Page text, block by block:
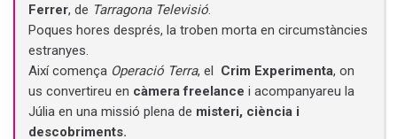
Ferrer, de Tarragona Televisió.
Poques hores després, la troben morta en circumstàncies
estranyes.
Així comença Operació Terra, el Crim Experimenta, on
us convertireu en càmera freelance i acompanyareu la
Júlia en una missió plena de misteri, ciència i
descobriments.